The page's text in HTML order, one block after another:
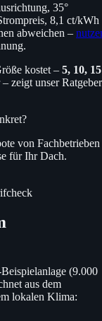
35°
8,1 ct/kWh
abweichen –
kostet – 5, 10, 15
zeigt unser Ratgeber
von Fachbetrieben
für Ihr Dach.
(9.000
aus dem
lokalen Klima: